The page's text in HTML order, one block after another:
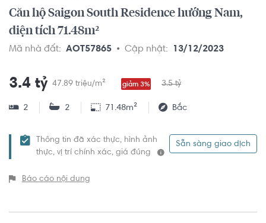
Căn hộ Saigon South Residence hướng Nam,
diện tích 71.48m²
Mã nhà đất: AOT57865 Cập nhật: 13/12/2023
3.4 tỷ 47.89 triệu/m² giảm 3% 3.5 tỷ
2 2 71.48m² Bắc
Thông tin đã xác thực, hình ảnh
thực, vị trí chính xác, giá đúng
Sẵn sàng giao dịch
Báo cáo nội dung